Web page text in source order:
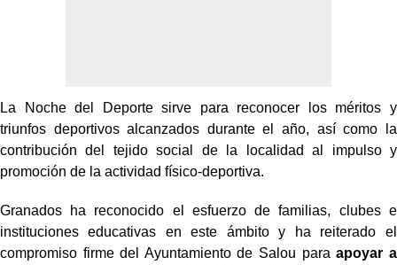
La Noche del Deporte sirve para reconocer los méritos y
triunfos deportivos alcanzados durante el año, así como la
contribución del tejido social de la localidad al impulso y
promoción de la actividad físico-deportiva.
Granados ha reconocido el esfuerzo de familias, clubes e
instituciones educativas en este ámbito y ha reiterado el
compromiso firme del Ayuntamiento de Salou paraapoyar a